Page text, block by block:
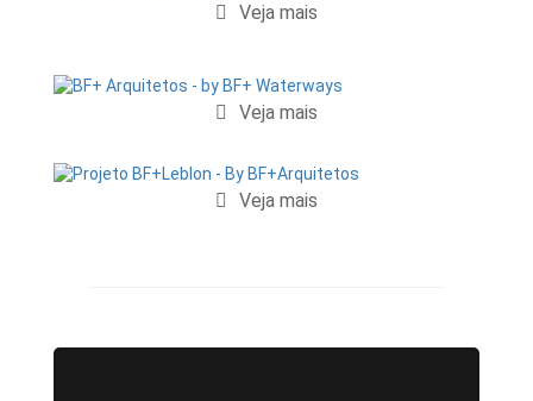
Veja mais
Veja mais
Veja mais